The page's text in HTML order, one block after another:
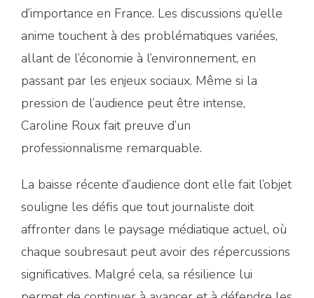
d’importance en France. Les discussions qu’elle
anime touchent à des problématiques variées,
allant de l’économie à l’environnement, en
passant par les enjeux sociaux. Même si la
pression de l’audience peut être intense,
Caroline Roux fait preuve d’un
professionnalisme remarquable.
La baisse récente d’audience dont elle fait l’objet
souligne les défis que tout journaliste doit
affronter dans le paysage médiatique actuel, où
chaque soubresaut peut avoir des répercussions
significatives. Malgré cela, sa résilience lui